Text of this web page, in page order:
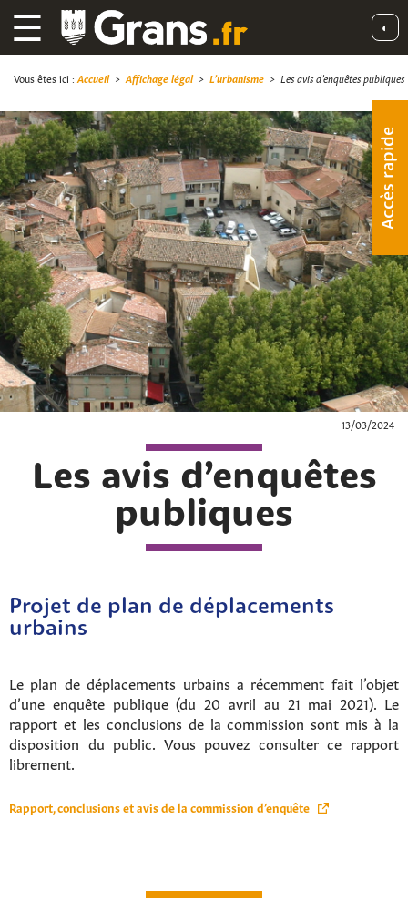
☰ ◐
Accès rapide
Vous êtes ici : Accueil> Affichage légal> L’urbanisme > Les avis d’enquêtes publiques
13/03/2024
Les avis d’enquêtes
publiques
Projet de plan de déplacements
urbains
Le plan de déplacements urbains a récemment fait l’objet
d’une enquête publique (du 20 avril au 21 mai 2021). Le
rapport et les conclusions de la commission sont mis à la
disposition du public. Vous pouvez consulter ce rapport
librement.
Rapport, conclusions et avis de la commission d’enquête